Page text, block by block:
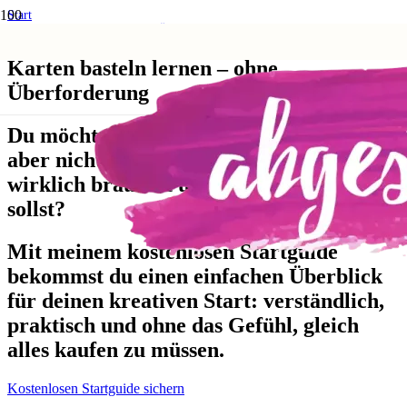
Start
Karten basteln lernen – ohne
Überforderung
Du möchtest Karten basteln lernen, weißt
aber nicht, welche Materialien du
wirklich brauchst und wie du anfangen
sollst?
Mit meinem kostenlosen Startguide
bekommst du einen einfachen Überblick
für deinen kreativen Start: verständlich,
praktisch und ohne das Gefühl, gleich
alles kaufen zu müssen.
Kostenlosen Startguide sichern